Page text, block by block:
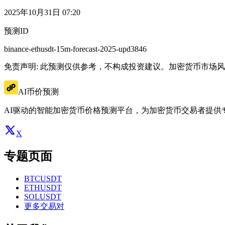
2025年10月31日 07:20
预测ID
binance-ethusdt-15m-forecast-2025-upd3846
免责声明: 此预测仅供参考，不构成投资建议。加密货币市场
AI币价预测
AI驱动的智能加密货币价格预测平台，为加密货币交易者提
X
专题页面
BTCUSDT
ETHUSDT
SOLUSDT
更多交易对